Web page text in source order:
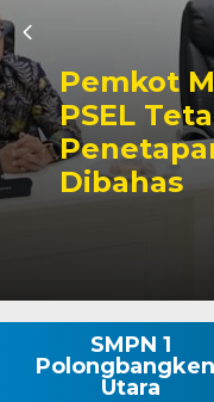
Pemkot
PSEL
Dibahas
SMPN 1
Utara